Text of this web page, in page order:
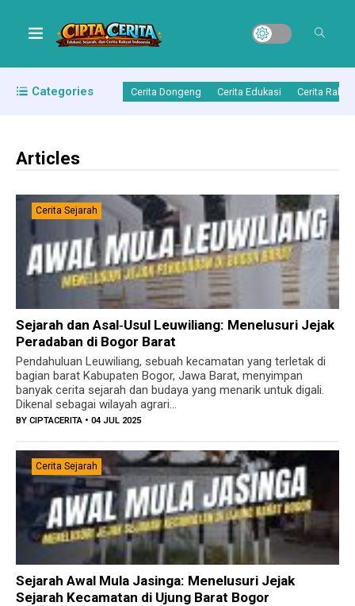
Categories Cerita Dongeng Cerita Edukasi Cerita Rakyat
Articles
Cerita Sejarah
Sejarah dan Asal‑Usul Leuwiliang: Menelusuri Jejak
Peradaban di Bogor Barat
Pendahuluan Leuwiliang, sebuah kecamatan yang terletak di
bagian barat Kabupaten Bogor, Jawa Barat, menyimpan
banyak cerita sejarah dan budaya yang menarik untuk digali.
Dikenal sebagai wilayah agrari...
BY CIPTACERITA • 04 JUL 2025
Cerita Sejarah
Sejarah Awal Mula Jasinga: Menelusuri Jejak
Sejarah Kecamatan di Ujung Barat Bogor